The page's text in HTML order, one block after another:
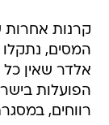
קרנות אחרות
המסים,
אלדר שאין
הפועלות
רווחים,